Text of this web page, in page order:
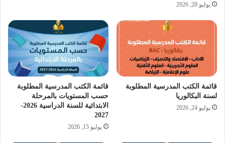
يوليو 28, 2026
قائمة الكتب المدرسية المطلوبة
لسنة البكالوريا
يوليو 24, 2026
قائمة الكتب المدرسية المطلوبة
حسب المستويات بالمرحلة
الابتدائية للسنة الدراسية 2026-
2027
يوليو 15, 2026